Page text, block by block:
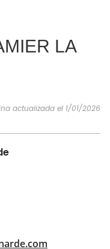
INSPIRACIONESLA
actualizada el 1/01/2026